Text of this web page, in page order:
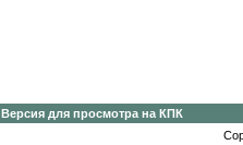
Версия для просмотра на КПК